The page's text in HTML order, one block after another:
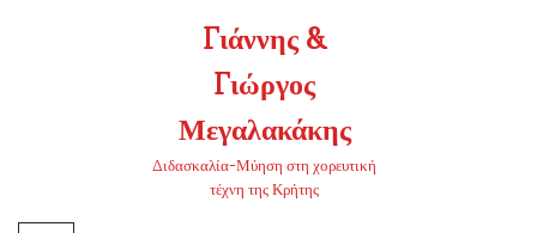
Γιάννης &
Γιώργος
Μεγαλακάκης
Διδασκαλία-Μύηση στη χορευτική
τέχνη της Κρήτης